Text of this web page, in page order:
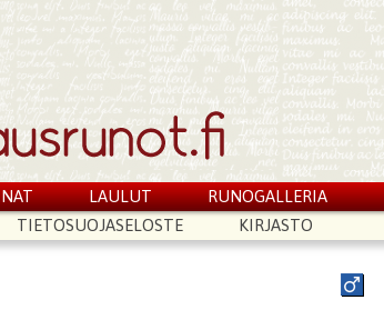
LAULUT
RUNOGALLERIA
TIETOSUOJASELOSTE KIRJASTO